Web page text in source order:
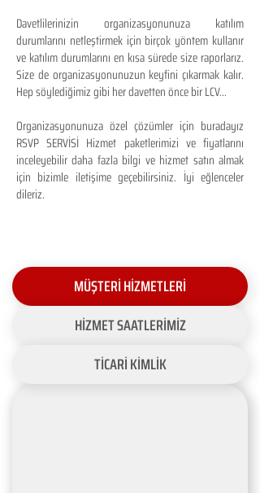
Davetlilerinizin organizasyonunuza katılım
durumlarını netleştirmek için birçok yöntem kullanır
ve katılım durumlarını en kısa sürede size raporlarız.
Size de organizasyonunuzun keyfini çıkarmak kalır.
Hep söylediğimiz gibi her davetten önce bir LCV...
Organizasyonunuza özel çözümler için buradayız
RSVP SERVİSİ Hizmet paketlerimizi ve fiyatlarını
inceleyebilir daha fazla bilgi ve hizmet satın almak
için bizimle iletişime geçebilirsiniz. İyi eğlenceler
dileriz.
MÜŞTERİ HİZMETLERİ
HİZMET SAATLERİMİZ
TİCARİ KİMLİK